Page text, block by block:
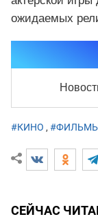
ожидаемых
#КИНО ,
СЕЙЧАС